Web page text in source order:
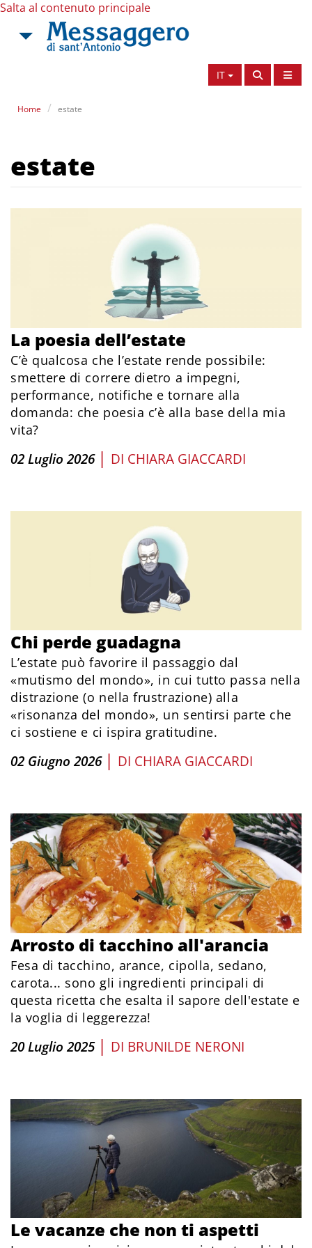
Salta al contenuto principale
IT
Home estate
estate
La poesia dell’estate
C’è qualcosa che l’estate rende possibile:
smettere di correre dietro a impegni,
performance, notifiche e tornare alla
domanda: che poesia c’è alla base della mia
vita?
02 Luglio 2026 | DI CHIARA GIACCARDI
Chi perde guadagna
L’estate può favorire il passaggio dal
«mutismo del mondo», in cui tutto passa nella
distrazione (o nella frustrazione) alla
«risonanza del mondo», un sentirsi parte che
ci sostiene e ci ispira gratitudine.
02 Giugno 2026 | DI CHIARA GIACCARDI
Arrosto di tacchino all'arancia
Fesa di tacchino, arance, cipolla, sedano,
carota... sono gli ingredienti principali di
questa ricetta che esalta il sapore dell'estate e
la voglia di leggerezza!
20 Luglio 2025 | DI BRUNILDE NERONI
Le vacanze che non ti aspetti